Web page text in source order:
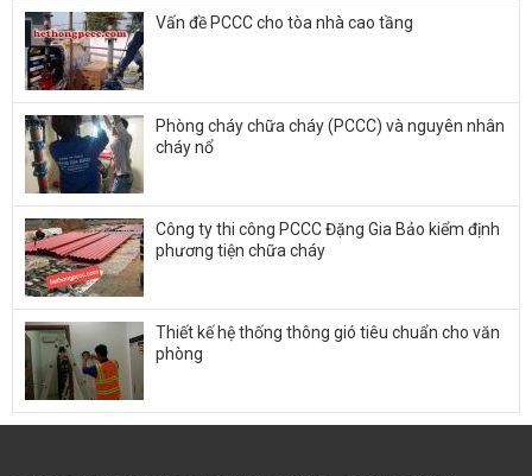
Vấn đề PCCC cho tòa nhà cao tầng
Phòng cháy chữa cháy (PCCC) và nguyên nhân
cháy nổ
Công ty thi công PCCC Đặng Gia Bảo kiểm định
phương tiện chữa cháy
Thiết kế hệ thống thông gió tiêu chuẩn cho văn
phòng